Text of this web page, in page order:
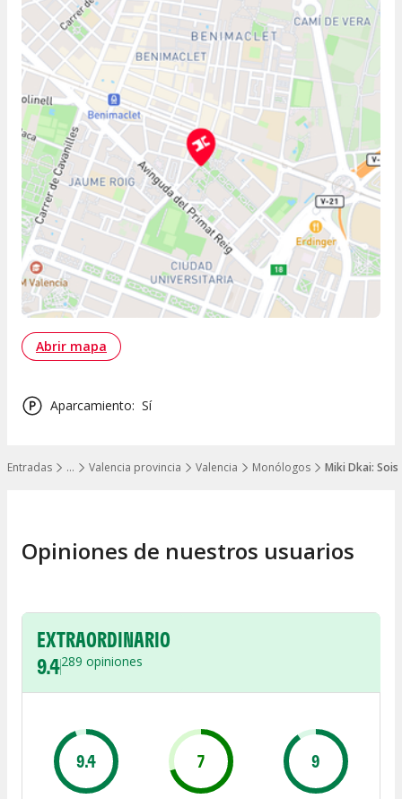
…
Mostrar todos los niveles
Entradas Valencia provincia Valencia Monólogos Miki Dkai:
Abrir mapa
Aparcamiento: Sí
Opiniones de nuestros usuarios
EXTRAORDINARIO
9.4289 opiniones
9.4 7 9